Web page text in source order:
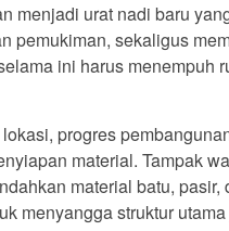
menjadi urat nadi baru
pemukiman, sekaligus
ini harus menempuh
progres
material. Tampak
material batu,
menyangga struktur